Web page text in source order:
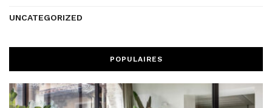
UNCATEGORIZED
POPULAIRES